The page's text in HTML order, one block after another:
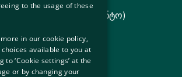
ლტოლვილთა სააგენტო)
ოფისი
to the usage of these
in our cookie policy,
available to you at
to ‘Cookie settings’ at the
or by changing your